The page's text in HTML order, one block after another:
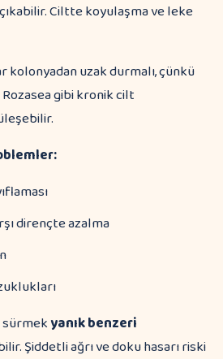
Ciltte koyulaşma ve leke
kolonyadan uzak durmalı, çünkü
gibi kronik cilt
dirençte azalma
sürmekyanık benzeri
Şiddetli ağrı ve doku hasarı riski